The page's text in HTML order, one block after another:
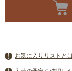
お気に入りリストとは